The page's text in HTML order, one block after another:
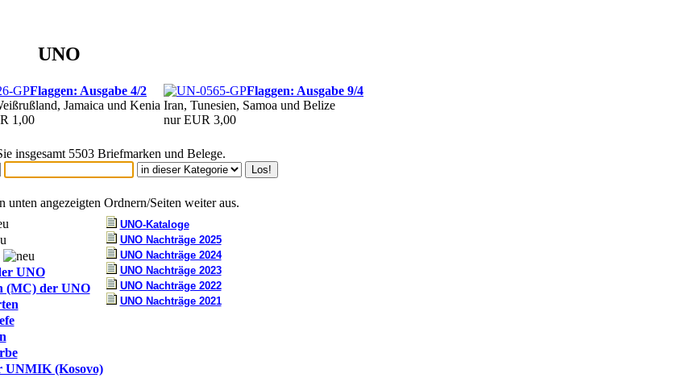
UNO
Flaggen: Ausgabe 4/2
Jamaica und Kenia
1,00
Flaggen: Ausgabe 9/4
Iran, Tunesien, Samoa und Belize
nur EUR 3,00
insgesamt 5503 Briefmarken und Belege.
unten angezeigten Ordnern/Seiten weiter aus.
UNO
(MC) der UNO
UNMIK (Kosovo)
UNO-Kataloge
UNO Nachträge 2025
UNO Nachträge 2024
UNO Nachträge 2023
UNO Nachträge 2022
UNO Nachträge 2021